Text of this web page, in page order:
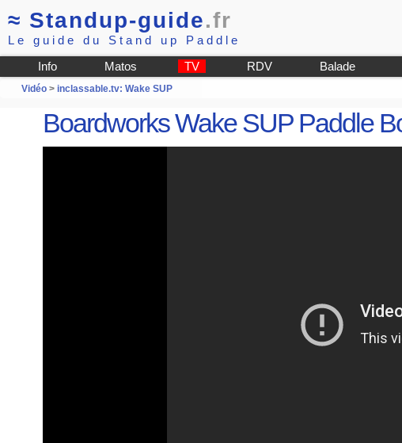
≈ Standup-guide.fr
Le guide du Stand up Paddle
Info Matos TV RDV Balade
Vidéo> inclassable.tv: Wake SUP
Boardworks Wake SUP Paddle